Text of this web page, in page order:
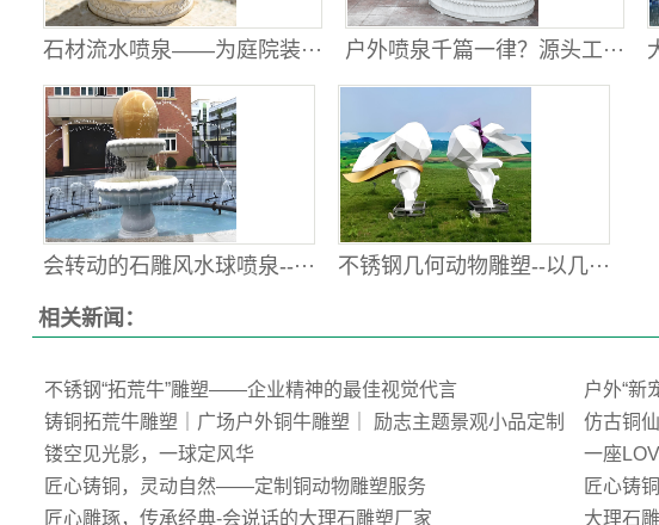
石材流水喷泉——为庭院装··· 户外喷泉千篇一律？源头工···
会转动的石雕风水球喷泉--··· 不锈钢几何动物雕塑--以几···
相关新闻：
不锈钢“拓荒牛”雕塑——企业精神的最佳视觉代言
户外“新
铸铜拓荒牛雕塑｜广场户外铜牛雕塑｜ 励志主题景观小品定制
仿古铜
镂空见光影，一球定风华
一座
匠心铸铜，灵动自然——定制铜动物雕塑服务
匠心铸
匠心雕琢，传承经典-会说话的大理石雕塑厂家
大理石